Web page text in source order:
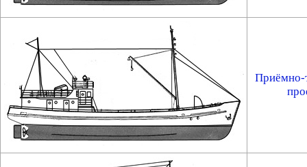
Приёмно-